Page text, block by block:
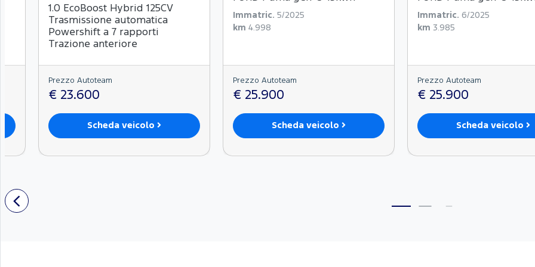
1.0 EcoBoost Hybrid 125CV
Trasmissione automatica
Powershift a 7 rapporti
Trazione anteriore
Prezzo Autoteam
€ 23.600
Scheda veicolo
Immatric. 5/2025
km 4.998
Prezzo Autoteam
€ 25.900
Scheda veicolo
Immatric. 6/2025
km 3.985
Prezzo Autoteam
€ 25.900
Scheda veicolo